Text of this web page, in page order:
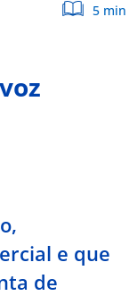
5 min
e que
de